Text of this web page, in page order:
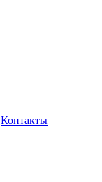
Контакты